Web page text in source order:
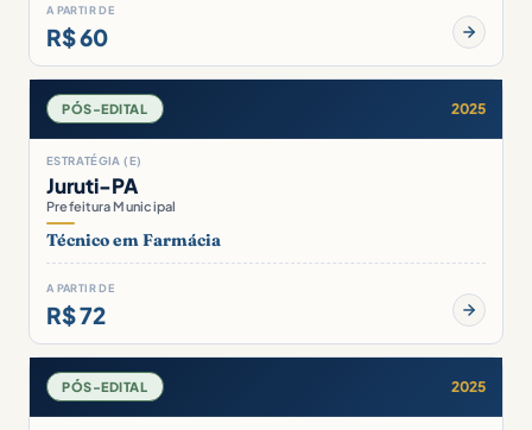
A PARTIR DE
R$ 60
PÓS-EDITAL 2025
ESTRATÉGIA (E)
Juruti-PA
Prefeitura Municipal
Técnico em Farmácia
A PARTIR DE
R$ 72
PÓS-EDITAL 2025